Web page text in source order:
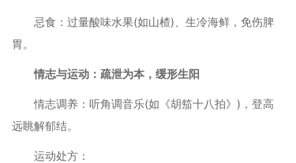
忌食：过量酸味水果(如山楂)、生冷海鲜，免伤脾
胃。
情志与运动：疏泄为本，缓形生阳
情志调养：听角调音乐(如《胡笳十八拍》)，登高
远眺解郁结。
运动处方：